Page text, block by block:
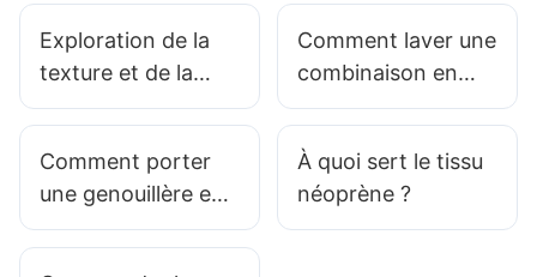
Exploration de la
texture et de la
finition du tissu
Comment laver une
combinaison en
néoprène ?
Comment porter
une genouillère en
néoprène : conseils
À quoi sert le tissu
néoprène ?